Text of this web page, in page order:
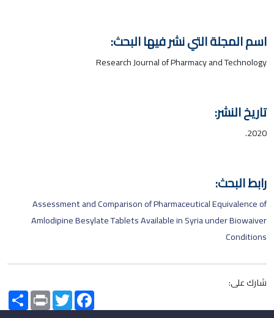
اسم المجلة التي نشر فيها البحث:
Research Journal of Pharmacy and Technology
تاريخ النشر:
2020.
رابط البحث:
Assessment and Comparison of Pharmaceutical Equivalence of
Amlodipine Besylate Tablets Available in Syria under Biowaiver
Conditions
شارك على:
Share PrintTwitterFacebook